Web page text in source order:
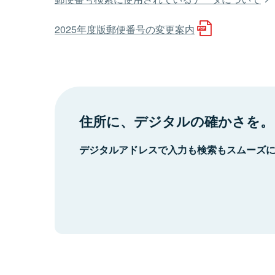
2025年度版郵便番号の変更案内
住所に、デジタルの確かさを。
デジタルアドレスで入力も検索もスムーズ